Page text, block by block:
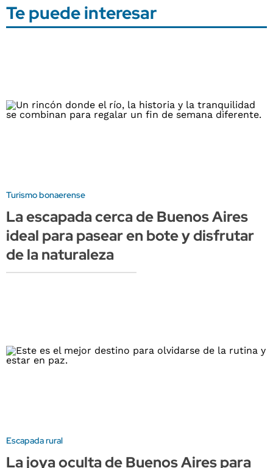
Te puede interesar
Turismo bonaerense
La escapada cerca de Buenos Aires
ideal para pasear en bote y disfrutar
de la naturaleza
Escapada rural
La joya oculta de Buenos Aires para